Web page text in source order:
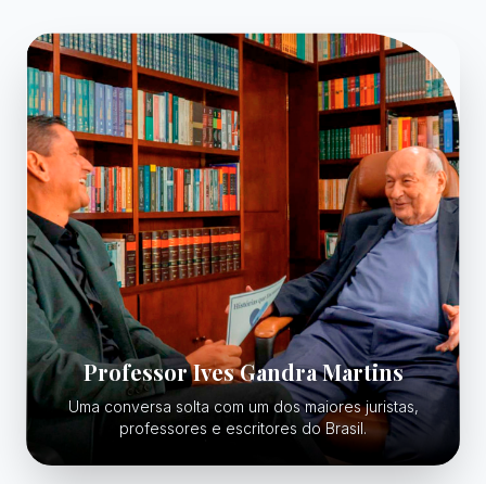
Professor Ives Gandra Martins
Uma conversa solta com um dos maiores juristas,
professores e escritores do Brasil.